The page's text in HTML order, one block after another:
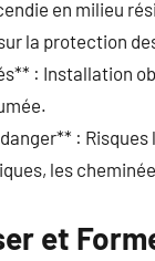
en milieu
la protection
: Installation
: Risques
les
et